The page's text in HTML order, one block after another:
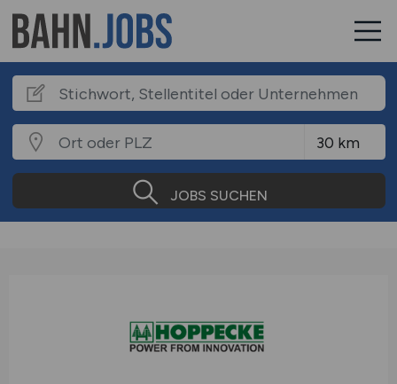
JOBS SUCHEN